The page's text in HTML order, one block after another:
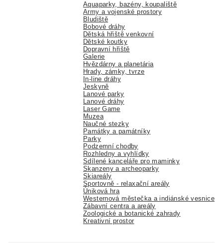
Aquaparky, bazény, koupaliště
Army a vojenské prostory
Bludiště
Bobové dráhy
Dětská hřiště venkovní
Dětské koutky
Dopravní hřiště
Galerie
Hvězdárny a planetária
Hrady, zámky, tvrze
In-line dráhy
Jeskyně
Lanové parky
Lanové dráhy
Laser Game
Muzea
Naučné stezky
Památky a památníky
Parky
Podzemní chodby
Rozhledny a vyhlídky
Sdílené kanceláře pro maminky
Skanzeny a archeoparky
Skiareály
Sportovně - relaxační areály
Úniková hra
Westernová městečka a indiánské vesnice
Zábavní centra a areály
Zoologické a botanické zahrady
Kreativní prostor